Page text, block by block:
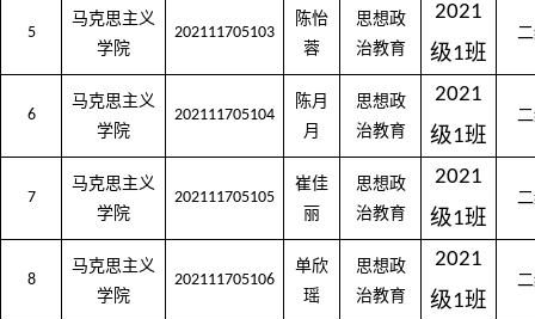
5
马克思主义
学院
202111705103
陈怡
蓉
思想政
治教育
2021
级1班
6
马克思主义
学院
202111705104
陈月
月
思想政
治教育
2021
级1班
7
马克思主义
学院
202111705105
崔佳
丽
思想政
治教育
2021
级1班
8
马克思主义
学院
202111705106
单欣
瑶
思想政
治教育
2021
级1班